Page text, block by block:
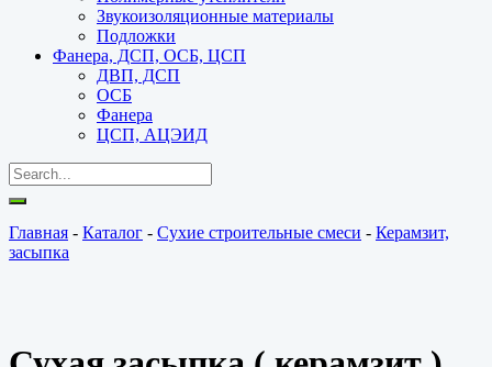
Звукоизоляционные материалы
Подложки
Фанера, ДСП, ОСБ, ЦСП
ДВП, ДСП
ОСБ
Фанера
ЦСП, АЦЭИД
Главная - Каталог - Сухие строительные смеси - Керамзит,
засыпка